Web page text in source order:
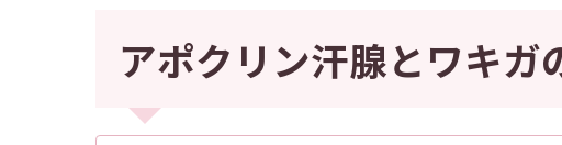
アポクリン汗腺とワキガ